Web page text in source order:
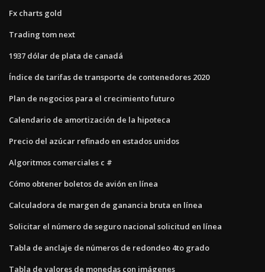
Fx charts gold
Trading tom next
1937 dólar de plata de canadá
Índice de tarifas de transporte de contenedores 2020
Plan de negocios para el crecimiento futuro
Calendario de amortización de la hipoteca
Precio del azúcar refinado en estados unidos
Algoritmos comerciales c #
Cómo obtener boletos de avión en línea
Calculadora de margen de ganancia bruta en línea
Solicitar el número de seguro nacional solicitud en línea
Tabla de anclaje de números de redondeo 4to grado
Tabla de valores de monedas con imágenes